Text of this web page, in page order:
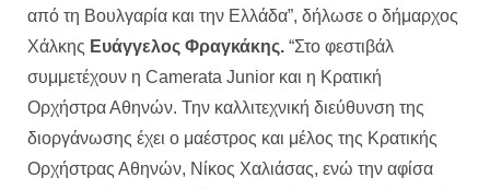
από τη Βουλγαρία και την Ελλάδα”, δήλωσε ο δήμαρχος
Χάλκης Ευάγγελος Φραγκάκης. “Στο φεστιβάλ
συμμετέχουν η Camerata Junior και η Κρατική
Ορχήστρα Αθηνών. Την καλλιτεχνική διεύθυνση της
διοργάνωσης έχει ο μαέστρος και μέλος της Κρατικής
Ορχήστρας Αθηνών, Νίκος Χαλιάσας, ενώ την αφίσα